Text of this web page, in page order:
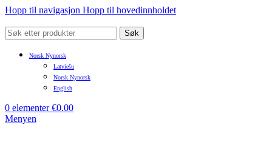
Hopp til navigasjon Hopp til hovedinnholdet
Søk
Norsk Nynorsk
Latviešu
Norsk Nynorsk
English
0 elementer €0.00
Menyen